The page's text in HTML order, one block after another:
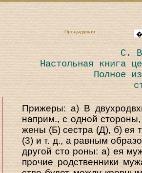
Предыдущая
С.
Настольная книга
Полное
Прижеры: а) В
наприм., с одной
жены (Б) сестра (Д), б) ея
(3) и т. д., а равным
другой сто роны: а) ея
прочие родственники